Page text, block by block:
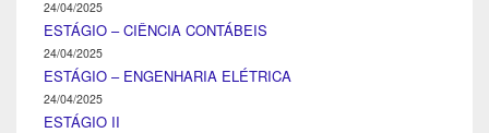
24/04/2025
ESTÁGIO – CIÊNCIA CONTÁBEIS
24/04/2025
ESTÁGIO – ENGENHARIA ELÉTRICA
24/04/2025
ESTÁGIO II